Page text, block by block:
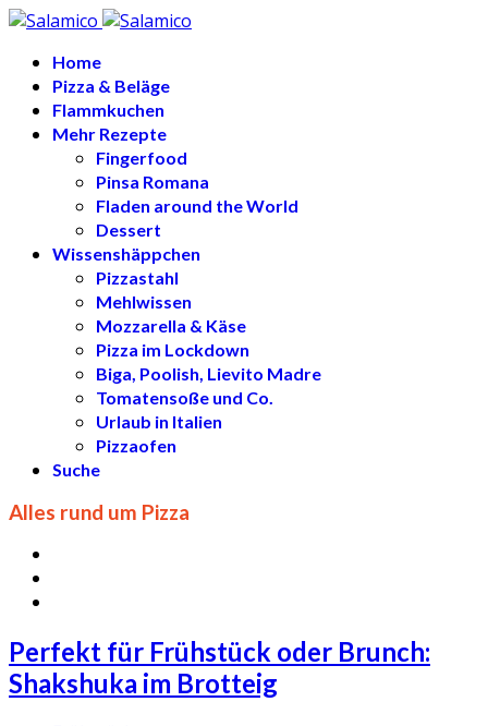
Home
Pizza & Beläge
Flammkuchen
Mehr Rezepte
Fingerfood
Pinsa Romana
Fladen around the World
Dessert
Wissenshäppchen
Pizzastahl
Mehlwissen
Mozzarella & Käse
Pizza im Lockdown
Biga, Poolish, Lievito Madre
Tomatensoße und Co.
Urlaub in Italien
Pizzaofen
Suche
Alles rund um Pizza
Perfekt für Frühstück oder Brunch:
Shakshuka im Brotteig